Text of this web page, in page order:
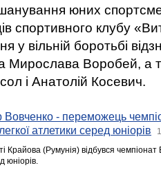
юних
спортивного клубу
у вільній боротьбі
Мирослава Воробей, а
і Анатолій Косевич.
- переможець
атлетики серед юніорів
Крайова (Румунія) відбувся чемпіонат
юніорів.